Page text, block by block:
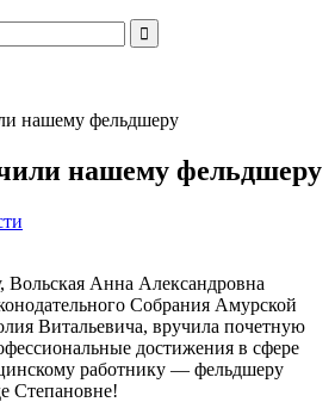
нашему фельдшеру
нашему фельдшеру
Анна Александровна
Собрания Амурской
Витальевича, вручила почетную
достижения в сфере
работнику — фельдшеру
Степановне!